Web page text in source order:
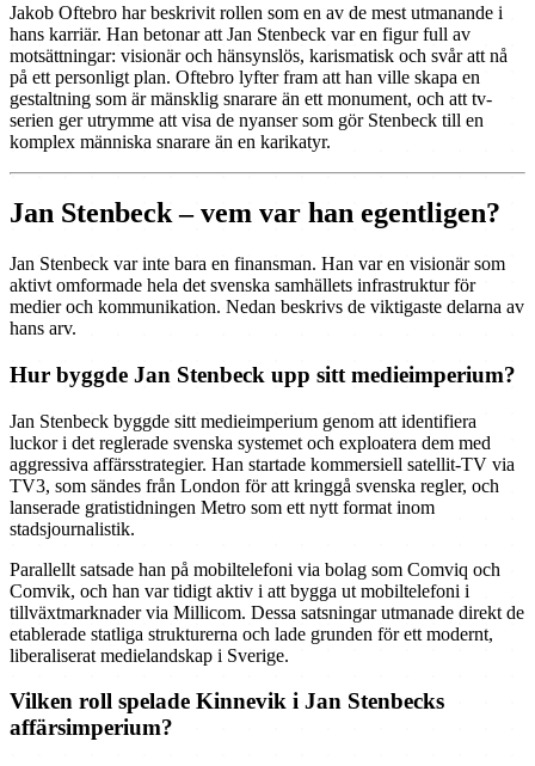
Jakob Oftebro har beskrivit rollen som en av de mest utmanande i
hans karriär. Han betonar att Jan Stenbeck var en figur full av
motsättningar: visionär och hänsynslös, karismatisk och svår att nå
på ett personligt plan. Oftebro lyfter fram att han ville skapa en
gestaltning som är mänsklig snarare än ett monument, och att tv-
serien ger utrymme att visa de nyanser som gör Stenbeck till en
komplex människa snarare än en karikatyr.
Jan Stenbeck – vem var han egentligen?
Jan Stenbeck var inte bara en finansman. Han var en visionär som
aktivt omformade hela det svenska samhällets infrastruktur för
medier och kommunikation. Nedan beskrivs de viktigaste delarna av
hans arv.
Hur byggde Jan Stenbeck upp sitt medieimperium?
Jan Stenbeck byggde sitt medieimperium genom att identifiera
luckor i det reglerade svenska systemet och exploatera dem med
aggressiva affärsstrategier. Han startade kommersiell satellit-TV via
TV3, som sändes från London för att kringgå svenska regler, och
lanserade gratistidningen Metro som ett nytt format inom
stadsjournalistik.
Parallellt satsade han på mobiltelefoni via bolag som Comviq och
Comvik, och han var tidigt aktiv i att bygga ut mobiltelefoni i
tillväxtmarknader via Millicom. Dessa satsningar utmanade direkt de
etablerade statliga strukturerna och lade grunden för ett modernt,
liberaliserat medielandskap i Sverige.
Vilken roll spelade Kinnevik i Jan Stenbecks
affärsimperium?